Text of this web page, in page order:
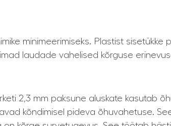
minimeerimiseks. Plastist sisetükke
laudade vahelised kõrguse
2,3 mm paksune aluskate kasutab
kõndimisel pideva õhuvahetuse.